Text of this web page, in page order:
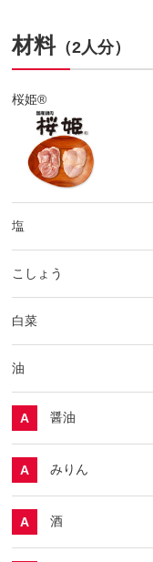
材料（2人分）
桜姫®
塩
こしょう
白菜
油
A 醤油
A みりん
A 酒